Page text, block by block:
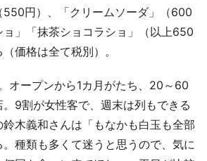
550円）、「クリームソーダ」（600
」「抹茶ショコラショ」（以上650
価格は全て税別）。
オープンから1カ月がたち、20～60
9割が女性客で、週末は列もできる
木義和さんは「もなかも白玉も全部
種類も多くて迷うと思うので、気に